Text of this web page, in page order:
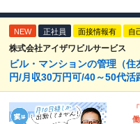
NEW 正社員 面接情報有 自
株式会社アイザワビルサービス
ビル・マンションの管理（
円/月収30万円可/40～50代活